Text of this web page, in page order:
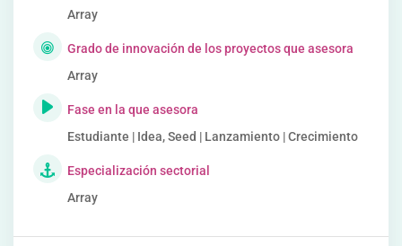
Array
Grado de innovación de los proyectos que asesora
Array
Fase en la que asesora
Estudiante | Idea, Seed | Lanzamiento | Crecimiento
Especialización sectorial
Array